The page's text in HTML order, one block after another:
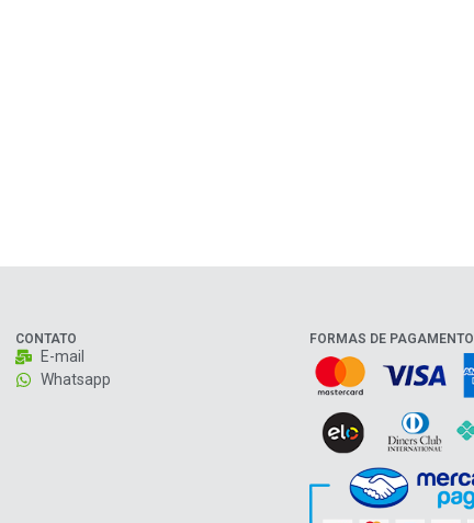
CONTATO
E-mail
Whatsapp
FORMAS DE PAGAMENTO